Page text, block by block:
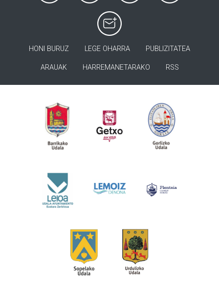
HONI BURUZ LEGE OHARRA PUBLIZITATEA
ARAUAK HARREMANETARAKO RSS